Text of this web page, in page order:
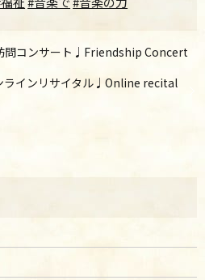
問コンサート♩Friendship Concert
ラインリサイタル♩Online recital